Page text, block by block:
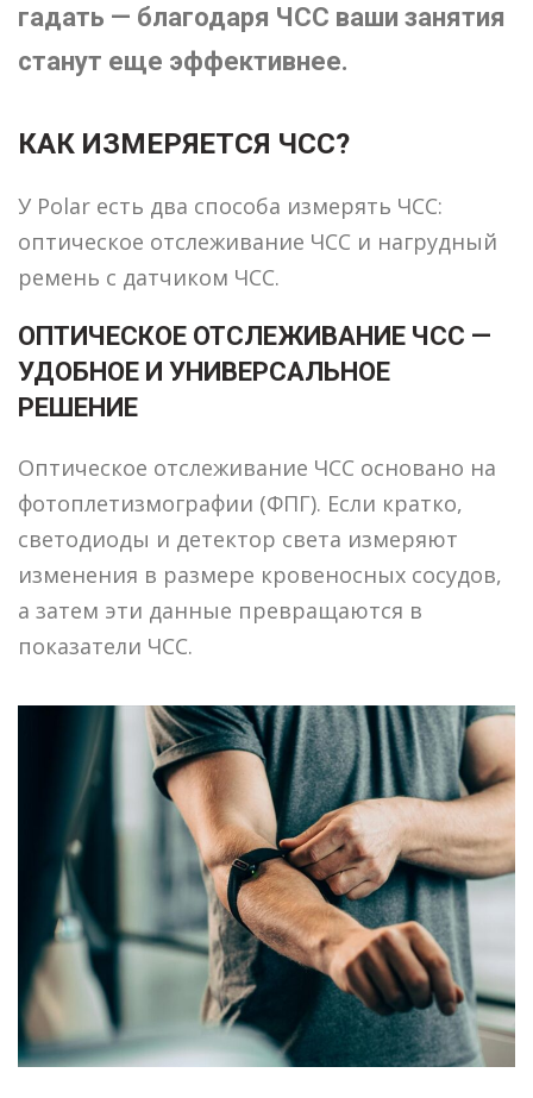
гадать — благодаря ЧСС ваши занятия
станут еще эффективнее.
КАК ИЗМЕРЯЕТСЯ ЧСС?
У Polar есть два способа измерять ЧСС:
оптическое отслеживание ЧСС и нагрудный
ремень с датчиком ЧСС.
ОПТИЧЕСКОЕ ОТСЛЕЖИВАНИЕ ЧСС —
УДОБНОЕ И УНИВЕРСАЛЬНОЕ
РЕШЕНИЕ
Оптическое отслеживание ЧСС основано на
фотоплетизмографии (ФПГ). Если кратко,
светодиоды и детектор света измеряют
изменения в размере кровеносных сосудов,
а затем эти данные превращаются в
показатели ЧСС.